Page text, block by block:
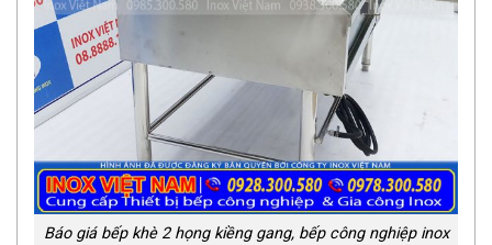
Báo giá bếp khè 2 họng kiềng gang, bếp công nghiệp inox